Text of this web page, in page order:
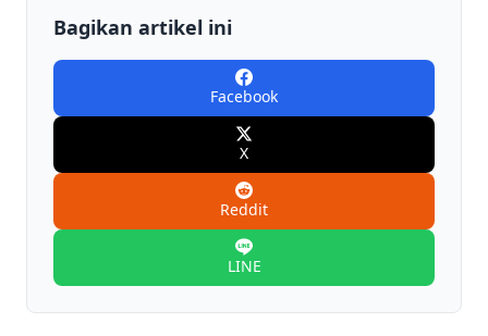
Bagikan artikel ini
Facebook
X
Reddit
LINE